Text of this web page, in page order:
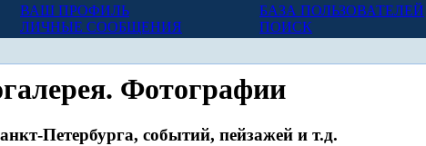
ВАШ ПРОФИЛЬ
ЛИЧНЫЕ СООБЩЕНИЯ
БАЗА ПОЛЬЗОВАТЕЛЕЙ
ПОИСК
Фотографии
Петербурга, событий, пейзажей и т.д.